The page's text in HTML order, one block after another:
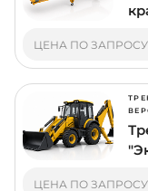
ЦЕНА ПО ЗАПРОСУ
ЦЕНА ПО ЗАПРОСУ